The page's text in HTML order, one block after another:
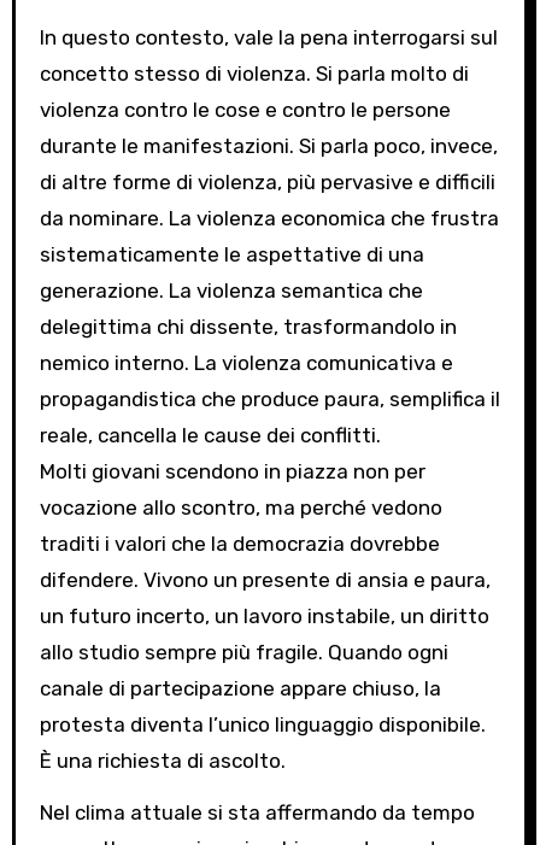
In questo contesto, vale la pena interrogarsi sul
concetto stesso di violenza. Si parla molto di
violenza contro le cose e contro le persone
durante le manifestazioni. Si parla poco, invece,
di altre forme di violenza, più pervasive e difficili
da nominare. La violenza economica che frustra
sistematicamente le aspettative di una
generazione. La violenza semantica che
delegittima chi dissente, trasformandolo in
nemico interno. La violenza comunicativa e
propagandistica che produce paura, semplifica il
reale, cancella le cause dei conflitti.
Molti giovani scendono in piazza non per
vocazione allo scontro, ma perché vedono
traditi i valori che la democrazia dovrebbe
difendere. Vivono un presente di ansia e paura,
un futuro incerto, un lavoro instabile, un diritto
allo studio sempre più fragile. Quando ogni
canale di partecipazione appare chiuso, la
protesta diventa l’unico linguaggio disponibile.
È una richiesta di ascolto.
Nel clima attuale si sta affermando da tempo